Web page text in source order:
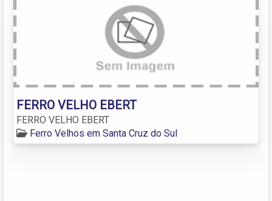
FERRO VELHO EBERT
FERRO VELHO EBERT
Ferro Velhos em Santa Cruz do Sul